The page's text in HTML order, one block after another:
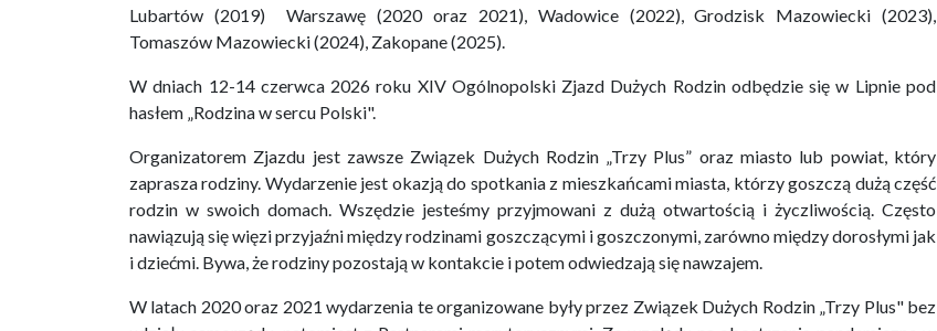
Lubartów (2019) Warszawę (2020 oraz 2021), Wadowice (2022), Grodzisk Mazowiecki (2023),
Tomaszów Mazowiecki (2024), Zakopane (2025).
W dniach 12-14 czerwca 2026 roku XIV Ogólnopolski Zjazd Dużych Rodzin odbędzie się w Lipnie pod
hasłem „Rodzina w sercu Polski".
Organizatorem Zjazdu jest zawsze Związek Dużych Rodzin „Trzy Plus” oraz miasto lub powiat, który
zaprasza rodziny. Wydarzenie jest okazją do spotkania z mieszkańcami miasta, którzy goszczą dużą część
rodzin w swoich domach. Wszędzie jesteśmy przyjmowani z dużą otwartością i życzliwością. Często
nawiązują się więzi przyjaźni między rodzinami goszczącymi i goszczonymi, zarówno między dorosłymi jak
i dziećmi. Bywa, że rodziny pozostają w kontakcie i potem odwiedzają się nawzajem.
W latach 2020 oraz 2021 wydarzenia te organizowane były przez Związek Dużych Rodzin „Trzy Plus" bez